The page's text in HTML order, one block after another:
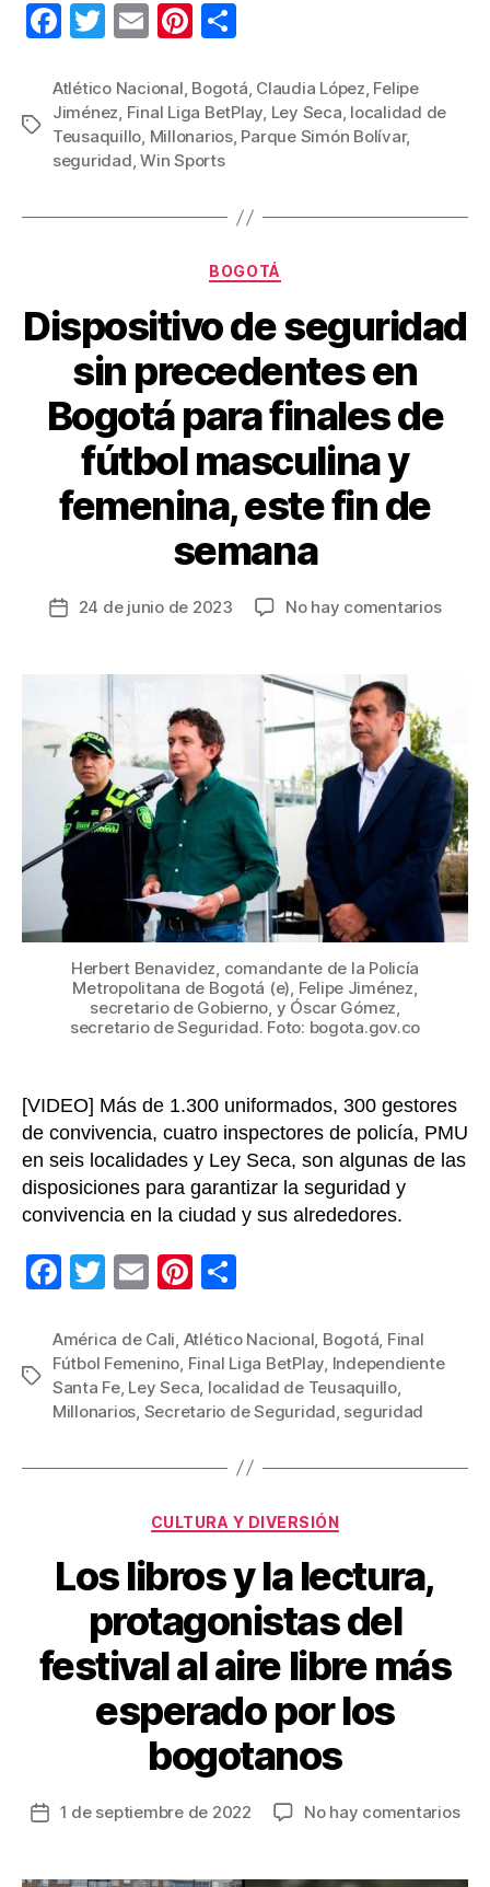
F
c
e
b
o
T
tt
er
E
ail
Pi
er
e
st
m
p
Etiquetas
Atlético Nacional, Bogotá, Claudia López, Felipe
Jiménez, Final Liga BetPlay, Ley Seca, localidad de
Teusaquillo, Millonarios, Parque Simón Bolívar,
seguridad,Win Sports
Categorías
BOGOTÁ
Dispositivo de seguridad
sin precedentes en
Bogotá para finales de
fútbol masculina y
femenina, este fin de
semana
Fecha
entrada
24 de junio de 2023 No hay comentariosen
en
para
de
fútbol
y
Herbert Benavidez, comandante de la Policía
Metropolitana de Bogotá (e), Felipe Jiménez,
secretario de Gobierno, y Óscar Gómez,
secretario de Seguridad. Foto: bogota.gov.co
[VIDEO] Más de 1.300 uniformados, 300 gestores
de convivencia, cuatro inspectores de policía, PMU
en seis localidades y Ley Seca, son algunas de las
disposiciones para garantizar la seguridad y
convivencia en la ciudad y sus alrededores.
F
c
e
b
o
T
tt
er
E
ail
Pi
er
e
st
m
p
ar
Etiquetas
América de Cali, Atlético Nacional, Bogotá, Final
Fútbol Femenino, Final Liga BetPlay, Independiente
Santa Fe, Ley Seca, localidad de Teusaquillo,
Millonarios, Secretario de Seguridad, seguridad
Categorías
CULTURA Y DIVERSIÓN
Los libros y la lectura,
protagonistas del
festival al aire libre más
esperado por los
bogotanos
Fecha1 de septiembre de 2022 No hay comentariosen